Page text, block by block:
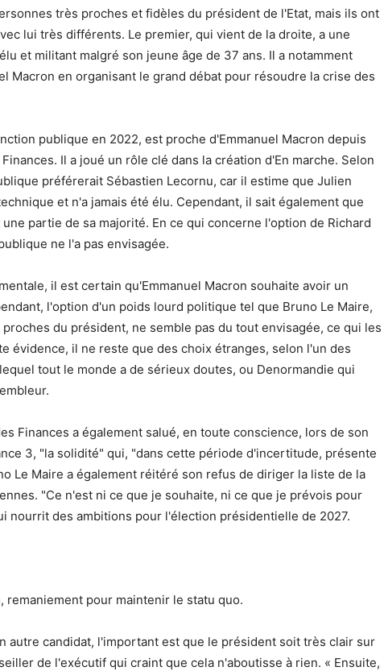
très proches et fidèles du président de l'Etat, mais ils ont
lui très différents. Le premier, qui vient de la droite, a une
et militant malgré son jeune âge de 37 ans. Il a notamment
Macron en organisant le grand débat pour résoudre la crise des
publique en 2022, est proche d'Emmanuel Macron depuis
Il a joué un rôle clé dans la création d'En marche. Selon
préférerait Sébastien Lecornu, car il estime que Julien
et n'a jamais été élu. Cependant, il sait également que
partie de sa majorité. En ce qui concerne l'option de Richard
ne l'a pas envisagée.
il est certain qu'Emmanuel Macron souhaite avoir un
l'option d'un poids lourd politique tel que Bruno Le Maire,
du président, ne semble pas du tout envisagée, ce qui les
évidence, il ne reste que des choix étranges, selon l'un des
tout le monde a de sérieux doutes, ou Denormandie qui
Finances a également salué, en toute conscience, lors de son
3, "la solidité" qui, "dans cette période d'incertitude, présente
Le Maire a également réitéré son refus de diriger la liste de la
"Ce n'est ni ce que je souhaite, ni ce que je prévois pour
nourrit des ambitions pour l'élection présidentielle de 2027.
remaniement pour maintenir le statu quo.
autre candidat, l'important est que le président soit très clair sur
de l'exécutif qui craint que cela n'aboutisse à rien. « Ensuite,